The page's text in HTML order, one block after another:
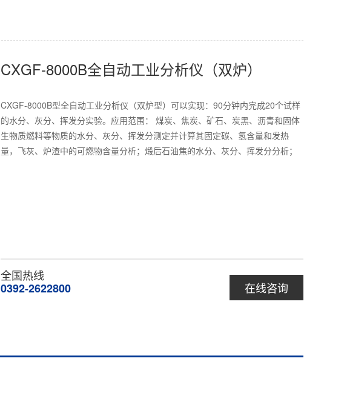
CXGF-8000B全自动工业分析仪（双炉）
CXGF-8000B型全自动工业分析仪（双炉型）可以实现：90分钟内完成20个试样
的水分、灰分、挥发分实验。应用范围： 煤炭、焦炭、矿石、炭黑、沥青和固体
生物质燃料等物质的水分、灰分、挥发分测定并计算其固定碳、氢含量和发热
量，飞灰、炉渣中的可燃物含量分析；煅后石油焦的水分、灰分、挥发分分析；
在线咨询
全国热线
0392-2622800